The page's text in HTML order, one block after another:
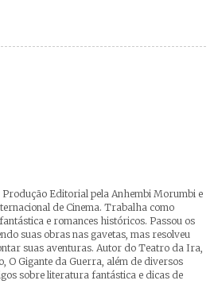
Editorial pela Anhembi Morumbi e
de Cinema. Trabalha como
e romances históricos. Passou os
suas obras nas gavetas, mas resolveu
suas aventuras. Autor do Teatro da Ira,
O Gigante da Guerra, além de diversos
sobre literatura fantástica e dicas de